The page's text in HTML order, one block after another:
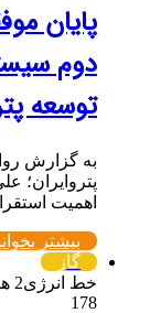
پایان
دوم
توسعه
به گزارش
پتروایران؛
اهمیت
بیشتر
گاز
خط انرژی2 هفته پیش
178